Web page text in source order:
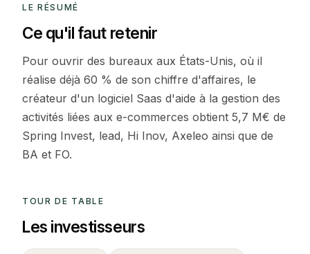
LE RÉSUMÉ
Ce qu'il faut retenir
Pour ouvrir des bureaux aux États-Unis, où il
réalise déjà 60 % de son chiffre d'affaires, le
créateur d'un logiciel Saas d'aide à la gestion des
activités liées aux e-commerces obtient 5,7 M€ de
Spring Invest, lead, Hi Inov, Axeleo ainsi que de
BA et FO.
TOUR DE TABLE
Les investisseurs